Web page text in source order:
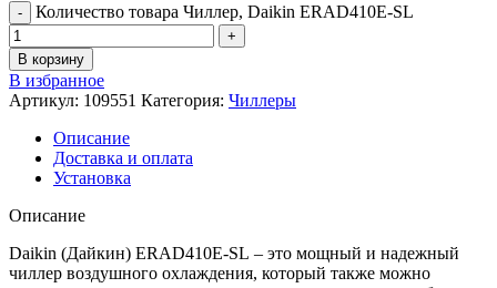
Количество товара Чиллер, Daikin ERAD410E-SL
В корзину
В избранное
Артикул: 109551 Категория: Чиллеры
Описание
Доставка и оплата
Установка
Описание
Daikin (Дайкин) ERAD410E-SL – это мощный и надежный
чиллер воздушного охлаждения, который также можно